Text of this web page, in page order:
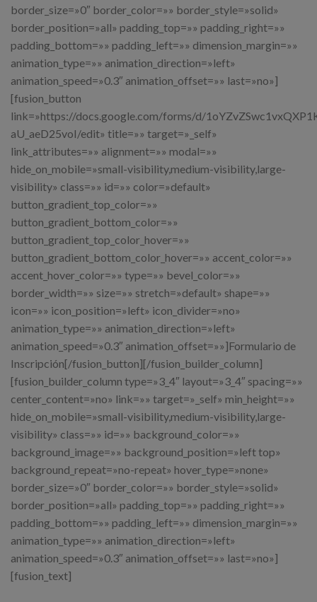
border_size=»0″ border_color=»» border_style=»solid»
border_position=»all» padding_top=»» padding_right=»»
padding_bottom=»» padding_left=»» dimension_margin=»»
animation_type=»» animation_direction=»left»
animation_speed=»0.3″ animation_offset=»» last=»no»]
[fusion_button
link=»https://docs.google.com/forms/d/
aU_aeD25voI/edit» title=»» target=»_self»
link_attributes=»» alignment=»» modal=»»
hide_on_mobile=»small-visibility,medium-visibility,large-
visibility» class=»» id=»» color=»default»
button_gradient_top_color=»»
button_gradient_bottom_color=»»
button_gradient_top_color_hover=»»
button_gradient_bottom_color_hover=»» accent_color=»»
accent_hover_color=»» type=»» bevel_color=»»
border_width=»» size=»» stretch=»default» shape=»»
icon=»» icon_position=»left» icon_divider=»no»
animation_type=»» animation_direction=»left»
animation_speed=»0.3″ animation_offset=»»]Formulario de
Inscripción[/fusion_button][/fusion_builder_column]
[fusion_builder_column type=»3_4″ layout=»3_4″ spacing=»»
center_content=»no» link=»» target=»_self» min_height=»»
hide_on_mobile=»small-visibility,medium-visibility,large-
visibility» class=»» id=»» background_color=»»
background_image=»» background_position=»left top»
background_repeat=»no-repeat» hover_type=»none»
border_size=»0″ border_color=»» border_style=»solid»
border_position=»all» padding_top=»» padding_right=»»
padding_bottom=»» padding_left=»» dimension_margin=»»
animation_type=»» animation_direction=»left»
animation_speed=»0.3″ animation_offset=»» last=»no»]
[fusion_text]